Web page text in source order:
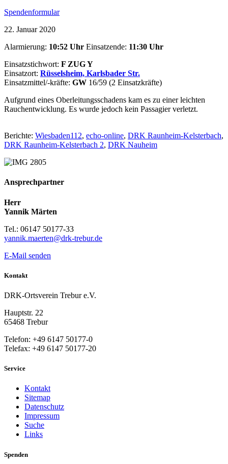
Spendenformular
22. Januar 2020
Alarmierung: 10:52 Uhr Einsatzende: 11:30 Uhr
Einsatzstichwort: F ZUG Y
Einsatzort: Rüsselsheim, Karlsbader Str.
Einsatzmittel/-kräfte: GW 16/59 (2 Einsatzkräfte)
Aufgrund eines Oberleitungsschadens kam es zu einer leichten
Rauchentwicklung. Es wurde jedoch kein Passagier verletzt.
Berichte: Wiesbaden112, echo-online, DRK Raunheim-Kelsterbach,
DRK Raunheim-Kelsterbach 2, DRK Nauheim
Ansprechpartner
Herr
Yannik Märten
Tel.: 06147 50177-33
yannik.maerten@drk-trebur.de
E-Mail senden
Kontakt
DRK-Ortsverein Trebur e.V.
Hauptstr. 22
65468 Trebur
Telefon: +49 6147 50177-0
Telefax: +49 6147 50177-20
Service
Kontakt
Sitemap
Datenschutz
Impressum
Suche
Links
Spenden